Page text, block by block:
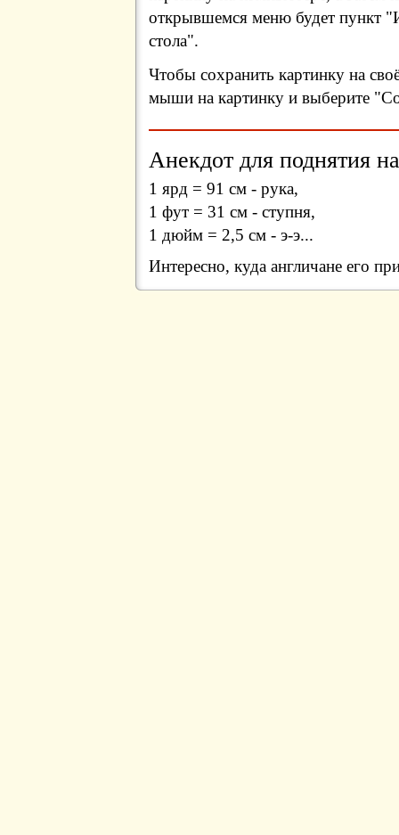
открывшемся меню будет пункт
стола".
Чтобы сохранить картинку на
мыши на картинку и выберите
Анекдот для поднятия
1 ярд = 91 см - рука,
1 фут = 31 см - ступня,
1 дюйм = 2,5 см - э-э...
Интересно, куда англичане его